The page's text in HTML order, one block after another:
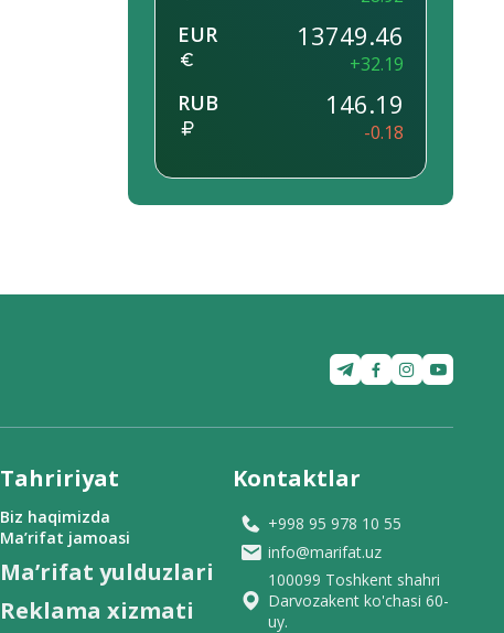
EUR 13749.46
+32.19
RUB 146.19
-0.18
Tahririyat
Biz haqimizda
Ma’rifat jamoasi
Ma’rifat yulduzlari
Reklama xizmati
Kontaktlar
+998 95 978 10 55
info@marifat.uz
100099 Toshkent shahri
Darvozakent ko'chasi 60-
uy.